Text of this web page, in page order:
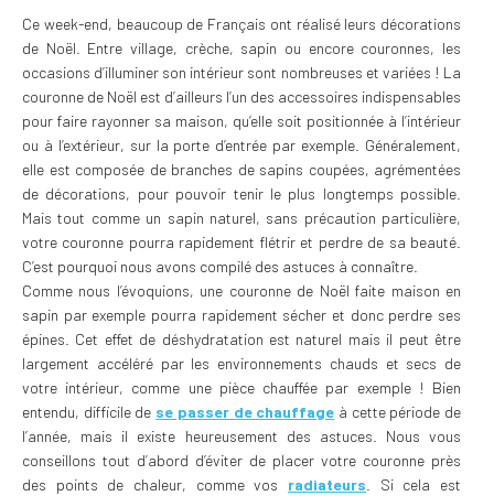
Ce week-end, beaucoup de Français ont réalisé leurs décorations
de Noël. Entre village, crèche, sapin ou encore couronnes, les
occasions d’illuminer son intérieur sont nombreuses et variées ! La
couronne de Noël est d’ailleurs l’un des accessoires indispensables
pour faire rayonner sa maison, qu’elle soit positionnée à l’intérieur
ou à l’extérieur, sur la porte d’entrée par exemple. Généralement,
elle est composée de branches de sapins coupées, agrémentées
de décorations, pour pouvoir tenir le plus longtemps possible.
Mais tout comme un sapin naturel, sans précaution particulière,
votre couronne pourra rapidement flétrir et perdre de sa beauté.
C’est pourquoi nous avons compilé des astuces à connaître.
Comme nous l’évoquions, une couronne de Noël faite maison en
sapin par exemple pourra rapidement sécher et donc perdre ses
épines. Cet effet de déshydratation est naturel mais il peut être
largement accéléré par les environnements chauds et secs de
votre intérieur, comme une pièce chauffée par exemple ! Bien
entendu, difficile de se passer de chauffage à cette période de
l’année, mais il existe heureusement des astuces. Nous vous
conseillons tout d’abord d’éviter de placer votre couronne près
des points de chaleur, comme vos radiateurs . Si cela est